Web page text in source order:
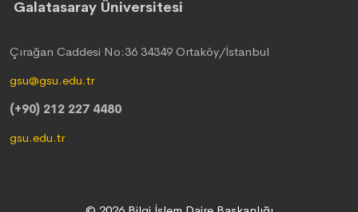
Galatasaray Üniversitesi
Çırağan Caddesi No:36 34349 Ortaköy/İstanbul
gsu@gsu.edu.tr
(+90) 212 227 4480
gsu.edu.tr